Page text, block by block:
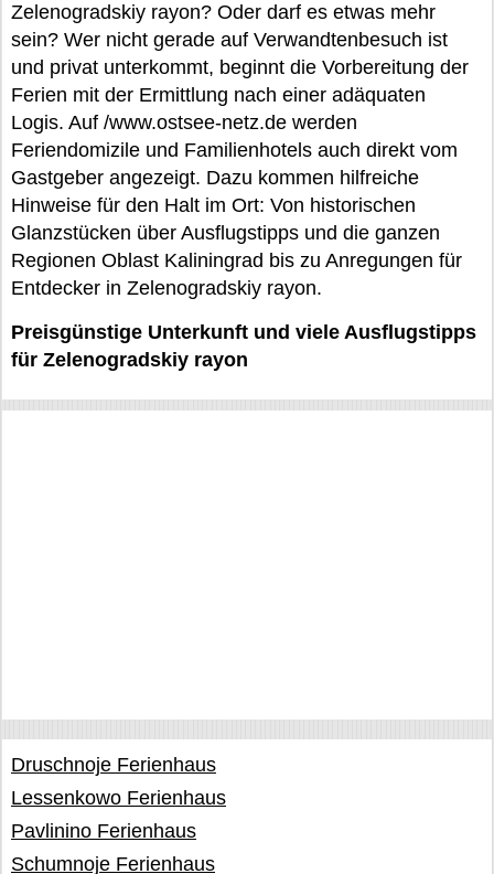
Zelenogradskiy rayon? Oder darf es etwas mehr
sein? Wer nicht gerade auf Verwandtenbesuch ist
und privat unterkommt, beginnt die Vorbereitung der
Ferien mit der Ermittlung nach einer adäquaten
Logis. Auf /www.ostsee-netz.de werden
Feriendomizile und Familienhotels auch direkt vom
Gastgeber angezeigt. Dazu kommen hilfreiche
Hinweise für den Halt im Ort: Von historischen
Glanzstücken über Ausflugstipps und die ganzen
Regionen Oblast Kaliningrad bis zu Anregungen für
Entdecker in Zelenogradskiy rayon.
Preisgünstige Unterkunft und viele Ausflugstipps
für Zelenogradskiy rayon
Druschnoje Ferienhaus
Lessenkowo Ferienhaus
Pavlinino Ferienhaus
Schumnoje Ferienhaus